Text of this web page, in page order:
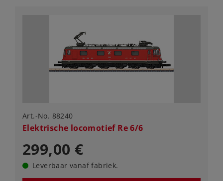
Art.-No. 88240
Elektrische locomotief Re 6/6
299,00 €
Leverbaar vanaf fabriek.